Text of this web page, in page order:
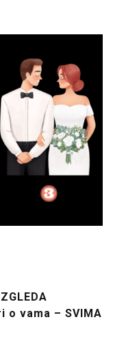
o vama – SVIMA